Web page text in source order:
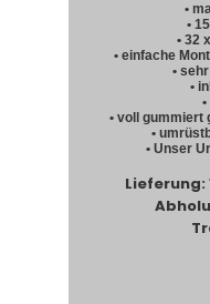
•
•
• 32
• einfache
•
•
• voll gummiert
•
• Unser
Lieferung: